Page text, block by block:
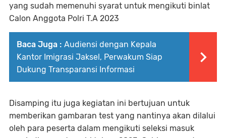
yang sudah memenuhi syarat untuk mengikuti binlat
Calon Anggota Polri T.A 2023
Baca Juga : Audiensi dengan Kepala
Kantor Imigrasi Jaksel, Perwakum Siap
Dukung Transparansi Informasi
Disamping itu juga kegiatan ini bertujuan untuk
memberikan gambaran test yang nantinya akan dilalui
oleh para peserta dalam mengikuti seleksi masuk